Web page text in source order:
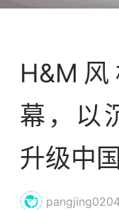
H&M
幕，以
升级中
pangjing0204